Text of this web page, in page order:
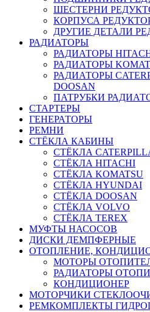
ШЕСТЕРНИ
КОРПУСА
ДРУГИЕ ДЕТАЛИ
РАДИАТОРЫ
РАДИАТОРЫ
РАДИАТОРЫ
РАДИАТОРЫ
DOOSAN
ПАТРУБКИ
СТАРТЕРЫ
ГЕНЕРАТОРЫ
РЕМНИ
СТЁКЛА КАБИНЫ
СТЁКЛА
СТЁКЛА HITACHI
СТЁКЛА KOMATSU
СТЁКЛА HYUNDAI
СТЁКЛА DOOSAN
СТЁКЛА VOLVO
СТЁКЛА TEREX
МУФТЫ НАСОСОВ
ДИСКИ ДЕМПФЕРНЫЕ
ОТОПЛЕНИЕ,
МОТОРЫ
РАДИАТОРЫ
КОНДИЦИОНЕР
МОТОРЧИКИ
РЕМКОМПЛЕКТЫ